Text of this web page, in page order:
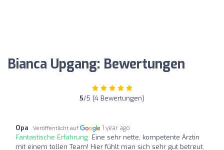
Bianca Upgang: Bewertungen
5/5 (4 Bewertungen)
Opa Veröffentlicht auf 1 year ago
Fantastische Erfahrung: Eine sehr nette, kompetente Ärztin
mit einem tollen Team! Hier fühlt man sich sehr gut betreut.